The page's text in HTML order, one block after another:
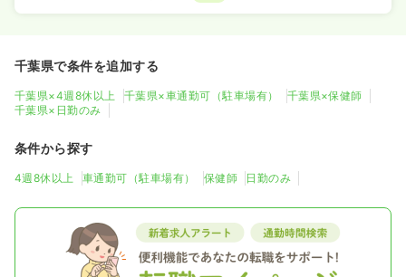
千葉県で条件を追加する
千葉県×4週8休以上 千葉県×車通勤可（駐車場有）
千葉県×保健師
千葉県×日勤のみ
条件から探す
4週8休以上 車通勤可（駐車場有） 保健師 日勤のみ